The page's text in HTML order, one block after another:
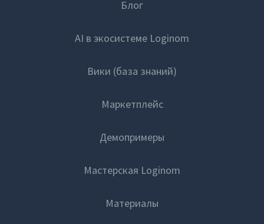
Блог
AI в экосистеме Loginom
Вики (база знаний)
Маркетплейс
Демопримеры
Мастерская Loginom
Материалы